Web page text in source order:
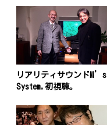
リアリティサウンドM’s
System,初視聴。